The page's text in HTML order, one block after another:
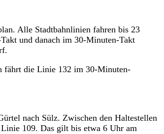
Alle Stadtbahnlinien fahren bis 23
und danach im 30-Minuten-Takt
fährt die Linie 132 im 30-Minuten-
nach Sülz. Zwischen den Haltestellen
109. Das gilt bis etwa 6 Uhr am